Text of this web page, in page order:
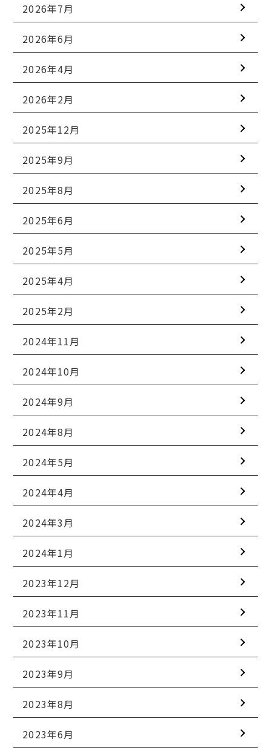
2026年7月
2026年6月
2026年4月
2026年2月
2025年12月
2025年9月
2025年8月
2025年6月
2025年5月
2025年4月
2025年2月
2024年11月
2024年10月
2024年9月
2024年8月
2024年5月
2024年4月
2024年3月
2024年1月
2023年12月
2023年11月
2023年10月
2023年9月
2023年8月
2023年6月